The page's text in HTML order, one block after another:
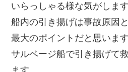
いらっしゃる様な気がします
船内の引き揚げは事故原因
最大のポイントだと思いま
サルベージ船で引き揚げて